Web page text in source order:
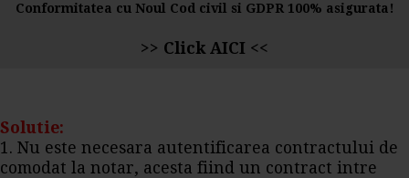
Conformitatea cu Noul Cod civil si GDPR 100% asigurata!
>> Click AICI <<
Solutie:
1. Nu este necesara autentificarea contractului de
comodat la notar, acesta fiind un contract intre